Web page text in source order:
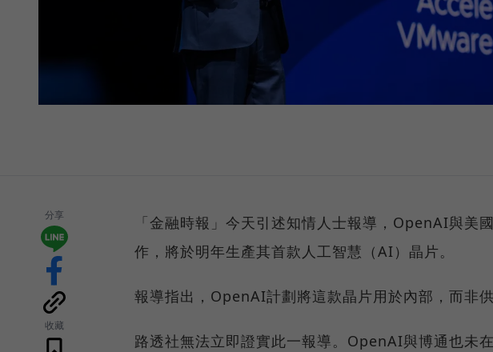
分享
收藏
「金融時報」今天引述知情人士報導，OpenAI與
作，將於明年生產其首款人工智慧（AI）晶片。
報導指出，OpenAI計劃將這款晶片用於內部，而非供
路透社無法立即證實此一報導。OpenAI與博通也未